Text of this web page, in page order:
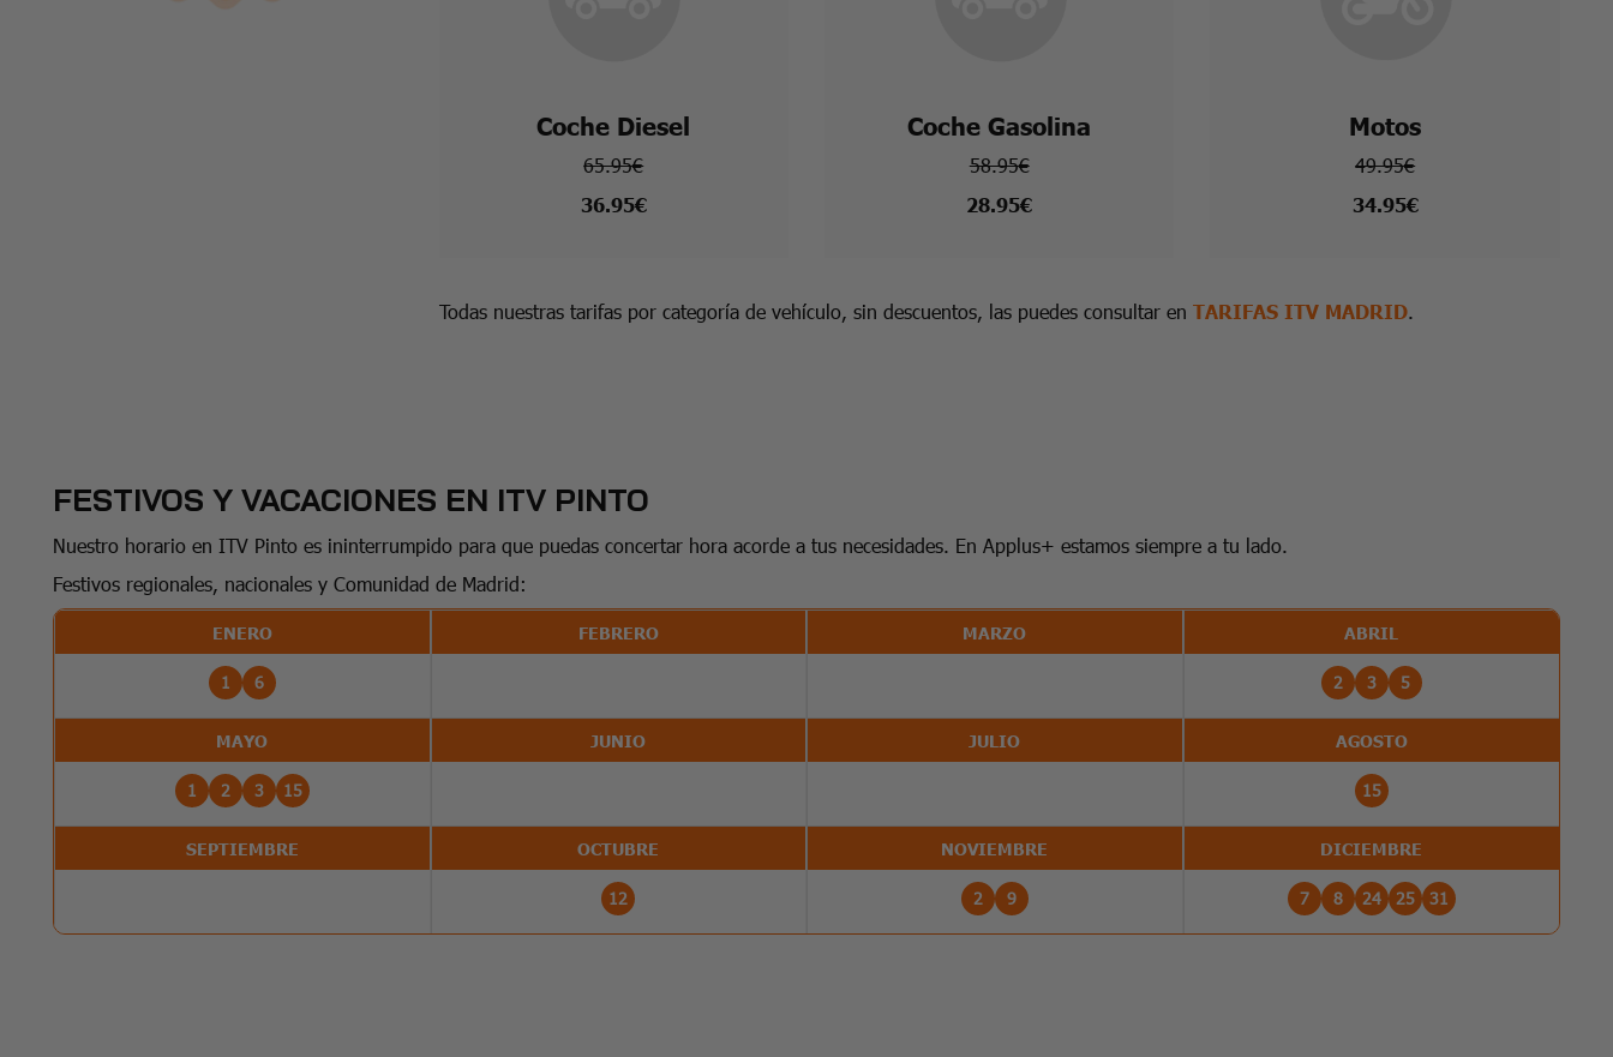
Coche Diesel
65.95€
36.95€
Coche Gasolina
58.95€
28.95€
Motos
49.95€
34.95€
Todas nuestras tarifas por categoría de vehículo, sin descuentos, las puedes consultar en TARIFAS ITV MADRID.
FESTIVOS Y VACACIONES EN ITV PINTO
Nuestro horario en ITV Pinto es ininterrumpido para que puedas concertar hora acorde a tus necesidades. En Applus+ estamos siempre a tu lado.
Festivos regionales, nacionales y Comunidad de Madrid:
ENERO
1 6
FEBRERO MARZO ABRIL
2 3 5
MAYO
1 2 3 15
JUNIO JULIO AGOSTO
15
SEPTIEMBRE OCTUBRE
12
NOVIEMBRE
2 9
DICIEMBRE
7 8 24 25 31